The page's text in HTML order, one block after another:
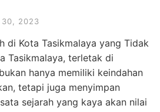
30, 2023
di Kota Tasikmalaya yang Tidak
Tasikmalaya, terletak di
hanya memiliki keindahan
tetapi juga menyimpan
sejarah yang kaya akan nilai